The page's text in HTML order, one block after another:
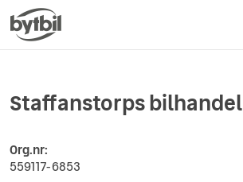
Staffanstorps bilhandel
Org.nr:
559117-6853